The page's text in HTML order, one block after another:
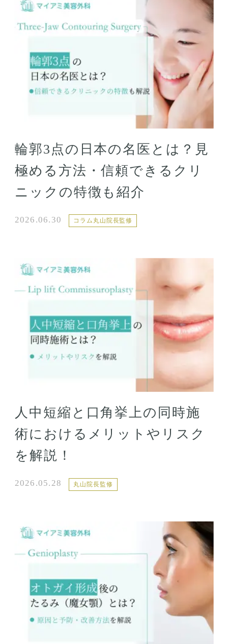
輪郭3点の日本の名医とは？見
極める方法・信頼できるクリ
ニックの特徴も紹介
2026.06.30 コラム丸山院長監修
人中短縮と口角挙上の同時施
術におけるメリットやリスク
を解説！
2026.05.28 丸山院長監修